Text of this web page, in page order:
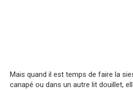
Mais quand il est temps de faire la
canapé ou dans un autre lit douillet,